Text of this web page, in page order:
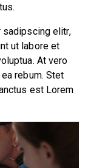
sadipscing elitr,
ut labore et
At vero
rebum. Stet
est Lorem